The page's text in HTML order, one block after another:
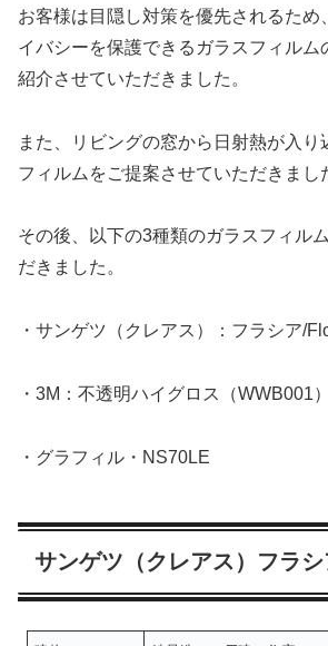
お客様は目隠し対策を優先されるため
イバシーを保護できるガラスフィルム
紹介させていただきました。
また、リビングの窓から日射熱が入
フィルムをご提案させていただきまし
その後、以下の3種類のガラスフィル
だきました。
・サンゲツ（クレアス）：フラシア/
・3M：不透明ハイグロス（WWB001
・グラフィル・NS70LE
サンゲツ（クレアス）フラ